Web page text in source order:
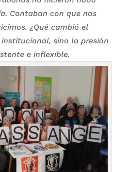
Contaban con que nos
¿Qué cambió el
sino la presión
e inflexible.